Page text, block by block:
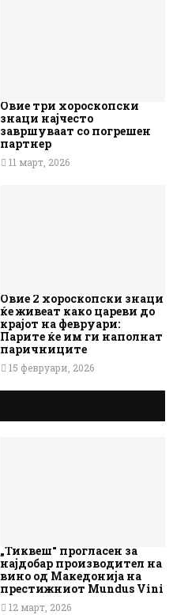
Овие три хороскопски
знаци најчесто
завршуваат со погрешен
партнер
11 март, 2026
Овие 2 хороскопски знаци
ќе живеат како цареви до
крајот на февруари:
Парите ќе им ги наполнат
паричниците
15 февруари, 2026
„Тиквеш“ прогласен за
најдобар производител на
вино од Македонија на
престижниот Mundus Vini
12 март, 2026